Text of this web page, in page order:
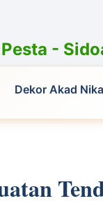
-
Dekor Akad